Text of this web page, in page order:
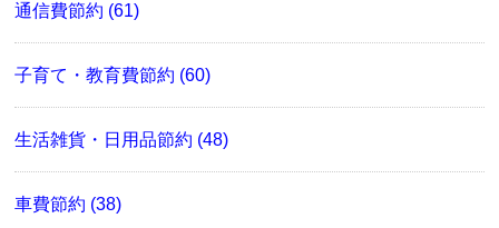
通信費節約 (61)
子育て・教育費節約 (60)
生活雑貨・日用品節約 (48)
車費節約 (38)